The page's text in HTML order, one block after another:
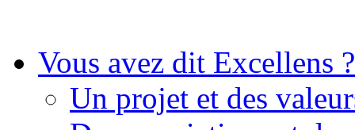
Vous avez dit Excellens ?
Un projet et des